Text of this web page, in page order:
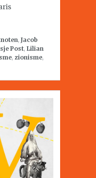
, Jacob
Post, Lilian
, zionisme,